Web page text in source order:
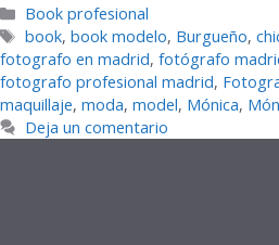
Categorías
Book profesional
Etiquetas
book,book modelo, Burgueño,
fotografo en madrid, fotógrafo
fotografo profesional madrid,
maquillaje, moda, model, Mónica,
Deja un comentario